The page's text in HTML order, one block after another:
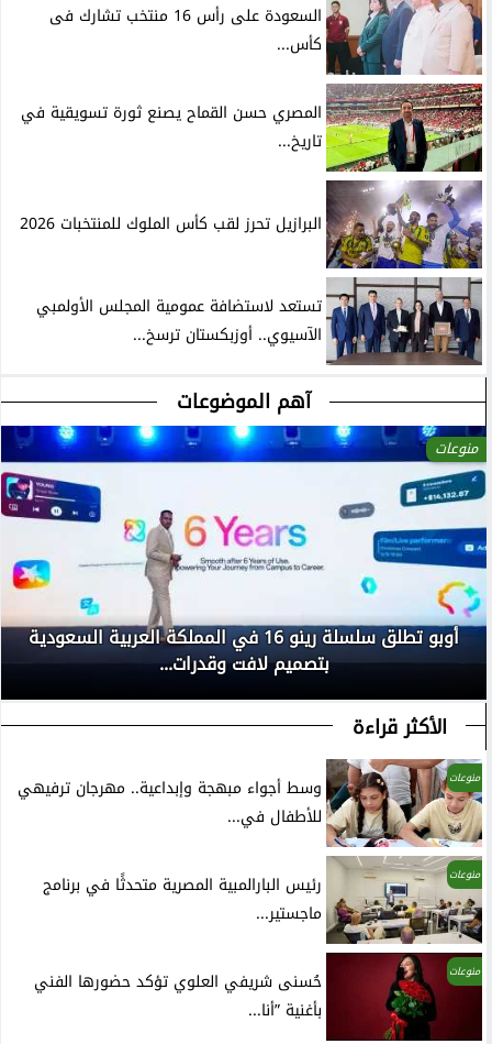
السعودة على رأس 16 منتخب تشارك فى
كأس...
المصري حسن القماح يصنع ثورة تسويقية في
تاريخ...
البرازيل تحرز لقب كأس الملوك للمنتخبات 2026
تستعد لاستضافة عمومية المجلس الأولمبي
الآسيوي.. أوزبكستان ترسخ...
آهم الموضوعات
منوعات
أوبو تطلق سلسلة رينو 16 في المملكة العربية السعودية
بتصميم لافت وقدرات...
الأكثر قراءة
منوعات
وسط أجواء مبهجة وإبداعية.. مهرجان ترفيهي
للأطفال في...
منوعات
رئيس البارالمبية المصرية متحدثًا في برنامج
ماجستير...
منوعات
حُسنى شريفي العلوي تؤكد حضورها الفني
بأغنية ”أنا...